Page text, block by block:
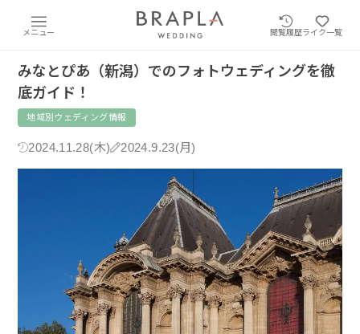
メニュー 閲覧履歴ライク一覧
みなとぴあ（新潟）でのフォトウェディングを徹
底ガイド！
地域別ウェディング情報
2024.11.28(木) 2024.9.23(月)